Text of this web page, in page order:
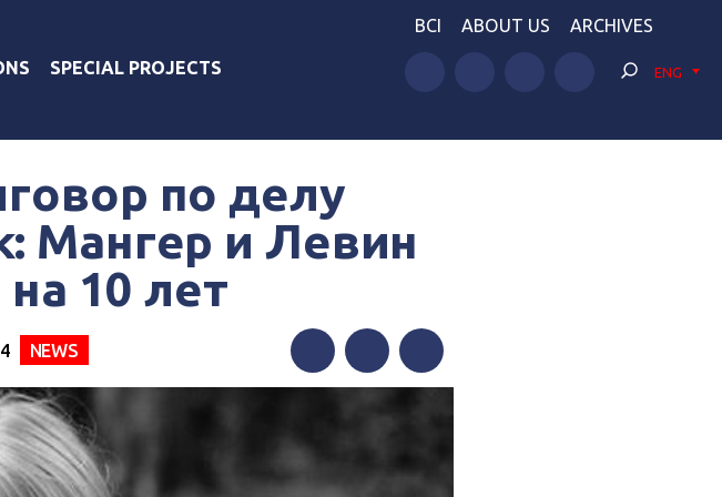
SPECIAL PROJECTS
BCI ABOUT US ARCHIVES
ENG
по делу
Мангер и Левин
10 лет
NEWS